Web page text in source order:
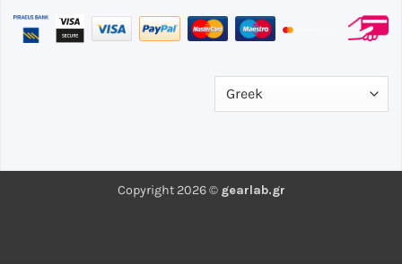
Copyright 2026 © gearlab.gr